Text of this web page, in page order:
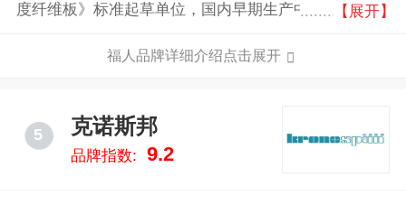
度纤维板》标准起草单位，国内早期生产中密度纤维板
【展开】
福人品牌详细介绍点击展开
5 克诺斯邦
品牌指数: 9.2